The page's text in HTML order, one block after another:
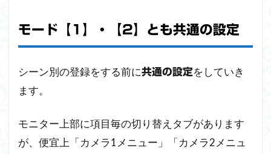
モード【1】・【2】とも共通の設定
シーン別の登録をする前に共通の設定をしていき
ます。
モニター上部に項目毎の切り替えタブがあります
が、便宜上「カメラ1メニュー」「カメラ2メニュ